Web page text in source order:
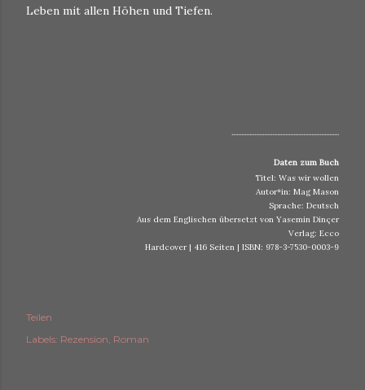
Leben mit allen Höhen und Tiefen.
..................................................................
Daten zum Buch
Titel: Was wir wollen
Autor*in: Mag Mason
Sprache: Deutsch
Aus dem Englischen übersetzt von Yasemin Dinçer
Verlag: Ecco
Hardcover | 416 Seiten | ISBN: 978-3-7530-0003-9
Teilen
Labels: Rezension Roman